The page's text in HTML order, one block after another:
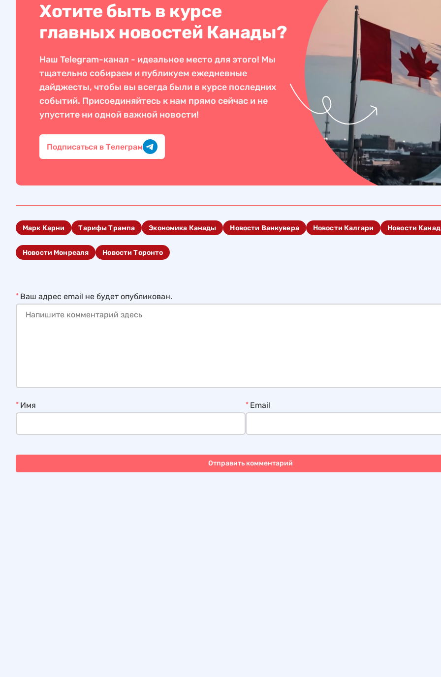
Хотите быть в курсе
главных новостей Канады?
Наш Telegram-канал - идеальное место для этого! Мы
тщательно собираем и публикуем ежедневные
дайджесты, чтобы вы всегда были в курсе последних
событий. Присоединяйтесь к нам прямо сейчас и не
упустите ни одной важной новости!
Подписаться в Телеграм
Марк Карни Тарифы Трампа Экономика Канады Новости Ванкувера Новости Калгари Новости
Новости Монреаля Новости Торонто
Ваш адрес email не будет опубликован.
*
Имя
* Email
*